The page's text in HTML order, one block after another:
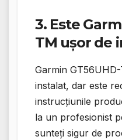
3. Este
TM ușor de
Garmin
instalat, dar este
instrucțiunile
la un profesionist
sunteți sigur de